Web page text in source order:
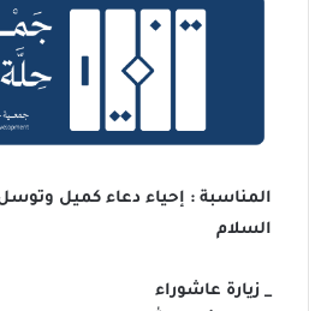
المناسبة : إحياء دعاء كميل
السلام
_ زيارة عاشوراء